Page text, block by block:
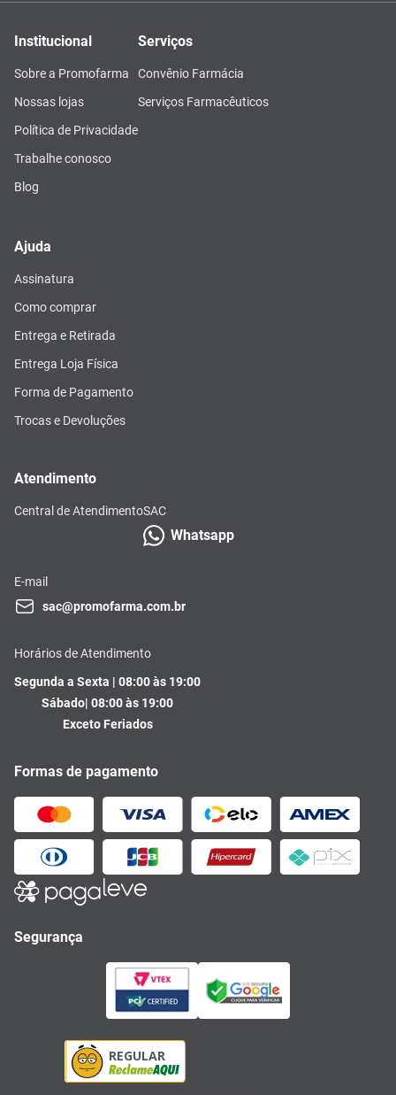
Institucional
Sobre a Promofarma
Nossas lojas
Política de Privacidade
Trabalhe conosco
Blog
Serviços
Convênio Farmácia
Serviços Farmacêuticos
Ajuda
Assinatura
Como comprar
Entrega e Retirada
Entrega Loja Física
Forma de Pagamento
Trocas e Devoluções
Atendimento
Central de AtendimentoSAC
Whatsapp
E-mail
sac@promofarma.com.br
Horários de Atendimento
Segunda a Sexta | 08:00 às 19:00
Sábado| 08:00 às 19:00
Exceto Feriados
Formas de pagamento
Segurança